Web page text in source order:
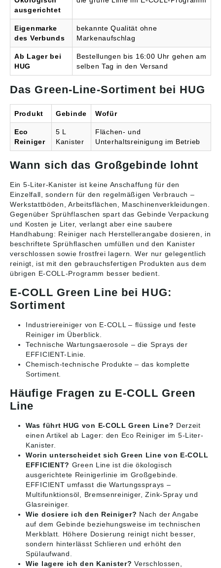
Sicherheitsdatenblatt
Signalwort: Gefahr
H318: Verursacht
schwere
Verursacht
Hautreizungen
Biozidprodukte
vorsichtig verwenden.
Vor Gebrauch stets
Etikett und
Produktinformationen
lesen. Angaben gemäß
Produktsicherheitsveror
dnung ((EU) 2023/998):
Einkaufsbüro Deutscher
EDE Platz 1, 42389
webkontakt@ede.de
ausgerichtet
Eigenmarke
des Verbunds
bekannte Qualität ohne
Markenaufschlag
Ab Lager bei
HUG
Bestellungen bis 16:00 Uhr gehen am
selben Tag in den Versand
Das Green-Line-Sortiment bei HUG
Produkt Gebinde Wofür
Eco
Reiniger
5 L
Kanister
Flächen- und
Unterhaltsreinigung im Betrieb
Wann sich das Großgebinde lohnt
Ein 5-Liter-Kanister ist keine Anschaffung für den
Einzelfall, sondern für den regelmäßigen Verbrauch –
Werkstattböden, Arbeitsflächen, Maschinenverkleidungen.
Gegenüber Sprühflaschen spart das Gebinde Verpackung
und Kosten je Liter, verlangt aber eine saubere
Handhabung: Reiniger nach Herstellerangabe dosieren, in
beschriftete Sprühflaschen umfüllen und den Kanister
verschlossen sowie frostfrei lagern. Wer nur gelegentlich
reinigt, ist mit den gebrauchsfertigen Produkten aus dem
übrigen E-COLL-Programm besser bedient.
E-COLL Green Line bei HUG:
Sortiment
Industriereiniger von E-COLL – flüssige und feste
Reiniger im Überblick.
Technische Wartungsaerosole – die Sprays der
EFFICIENT-Linie.
Chemisch-technische Produkte – das komplette
Sortiment.
Häufige Fragen zu E-COLL Green
Line
Was führt HUG von E-COLL Green Line? Derzeit
einen Artikel ab Lager: den Eco Reiniger im 5-Liter-
Kanister.
Worin unterscheidet sich Green Line von E-COLL
EFFICIENT? Green Line ist die ökologisch
ausgerichtete Reinigerlinie im Großgebinde.
EFFICIENT umfasst die Wartungssprays –
Multifunktionsöl, Bremsenreiniger, Zink-Spray und
Glasreiniger.
Wie dosiere ich den Reiniger? Nach der Angabe
auf dem Gebinde beziehungsweise im technischen
Merkblatt. Höhere Dosierung reinigt nicht besser,
sondern hinterlässt Schlieren und erhöht den
Spülaufwand.
Wie lagere ich den Kanister? Verschlossen,